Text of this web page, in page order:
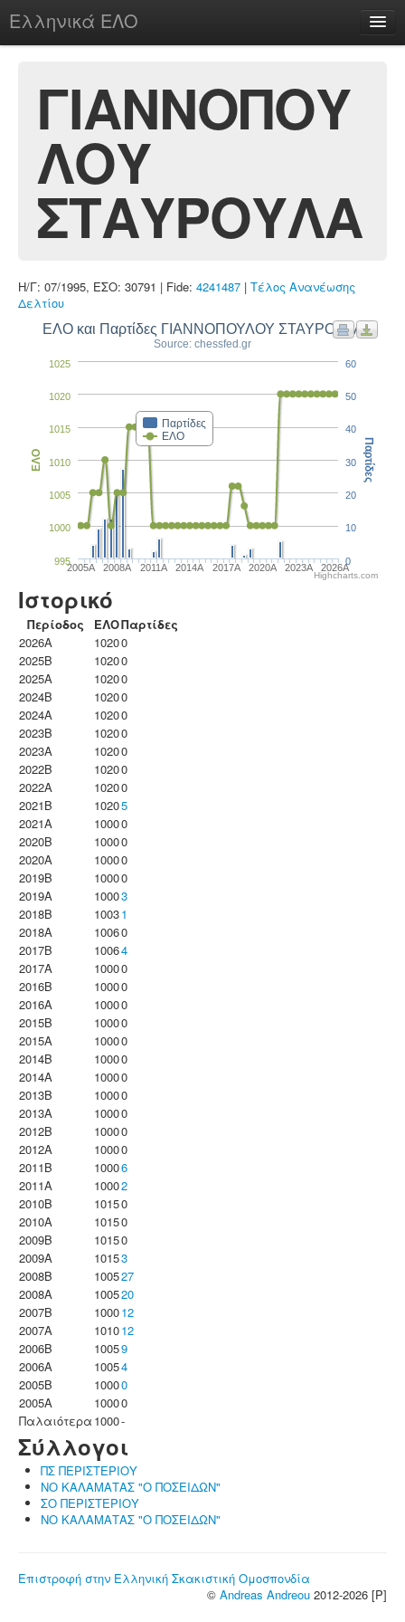
Ελληνικά ΕΛΟ
chesstu.be @ discord
Login
ΓΙΑΝΝΟΠΟΥ
ΛΟΥ
ΣΤΑΥΡΟΥΛΑ
Η/Γ: 07/1995, ΕΣΟ: 30791 | Fide: 4241487 | Τέλος Ανανέωσης
Δελτίου
ΕΛΟ και Παρτίδες ΓΙΑΝΝΟΠΟΥΛΟΥ ΣΤΑΥΡΟΥΛΑ
Source: chessfed.gr
Παρτίδες
ΕΛΟ
2005A 2008A 2011A 2014A 2017A 2020A 2023Α 2026A
995
1000
1005
1010
1015
1020
1025
ΕΛΟ
0
10
20
30
40
50
60
Παρτίδες
Highcharts.com
Ιστορικό
Περίοδος ΕΛΟΠαρτίδες
2026A
10200
2025B
10200
2025A
10200
2024B
10200
2024A
10200
2023B
10200
2023Α
10200
2022B
10200
2022A
10200
2021B
10205
2021A
10000
2020B
10000
2020A
10000
2019B
10000
2019A
10003
2018B
10031
2018A
10060
2017B
10064
2017A
10000
2016B
10000
2016A
10000
2015B
10000
2015A
10000
2014B
10000
2014A
10000
2013B
10000
2013A
10000
2012B
10000
2012A
10000
2011B
10006
2011A
10002
2010B
10150
2010A
10150
2009B
10150
2009A
10153
2008B
100527
2008A
100520
2007B
100012
2007A
101012
2006B
10059
2006A
10054
2005B
10000
2005A
10000
Παλαιότερα 1000-
Σύλλογοι
ΠΣ ΠΕΡΙΣΤΕΡΙΟΥ
ΝΟ ΚΑΛΑΜΑΤΑΣ "Ο ΠΟΣΕΙΔΩΝ"
ΣΟ ΠΕΡΙΣΤΕΡΙΟΥ
ΝΟ ΚΑΛΑΜΑΤΑΣ "Ο ΠΟΣΕΙΔΩΝ"
Επιστροφή στην Ελληνική Σκακιστική Ομοσπονδία
© Andreas Andreou 2012-2026 [P]